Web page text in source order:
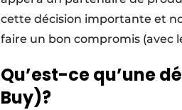
cette décision importante et
faire un bon compromis (avec
Qu’est-ce qu’une
Buy)?